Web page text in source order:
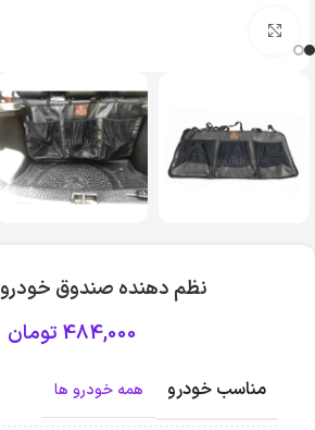
نظم دهنده صندوق خودرو 3 جیب
484,000 تومان
مناسب خودرو همه خودرو ها